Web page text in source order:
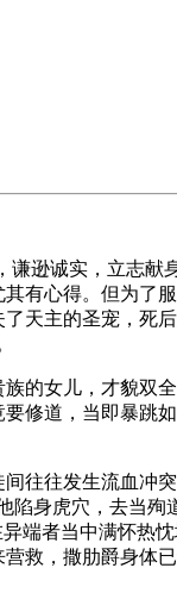
逊诚实，立志献
有心得。但为了
天主的圣宠，死
的女儿，才貌双
修道，当即暴跳
往往发生流血冲
身虎穴，去当殉
端者当中满怀热
救，撒肋爵身体